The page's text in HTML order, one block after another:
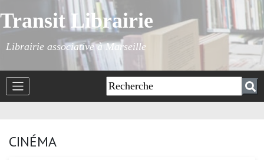
Transit Librairie
Librairie associative à Marseille
CINÉMA